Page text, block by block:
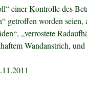
einer Kontrolle des
getroffen worden seien,
„verrostete
Wandanstrich, und